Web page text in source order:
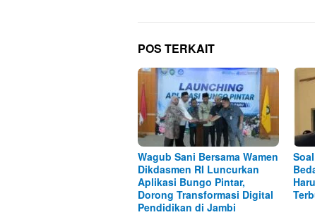
POS TERKAIT
Wagub Sani Bersama Wamen
Dikdasmen RI Luncurkan
Aplikasi Bungo Pintar,
Dorong Transformasi Digital
Pendidikan di Jambi